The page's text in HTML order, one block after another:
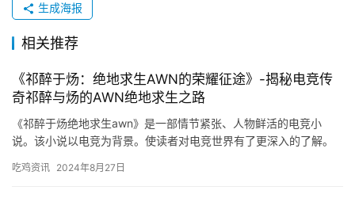
生成海报
相关推荐
《祁醉于炀：绝地求生AWN的荣耀征途》-揭秘电竞传
奇祁醉与炀的AWN绝地求生之路
《祁醉于炀绝地求生awn》是一部情节紧张、人物鲜活的电竞小
说。该小说以电竞为背景。使读者对电竞世界有了更深入的了解。
吃鸡资讯 2024年8月27日